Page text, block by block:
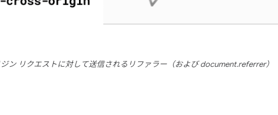
ン リクエストに対して送信されるリファラー（および document.referrer）